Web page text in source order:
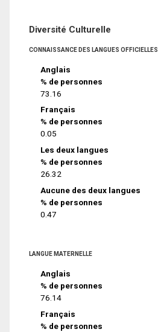
Diversité Culturelle
CONNAISSANCE DES LANGUES OFFICIELLES
Anglais
% de personnes
73.16
Français
% de personnes
0.05
Les deux langues
% de personnes
26.32
Aucune des deux langues
% de personnes
0.47
LANGUE MATERNELLE
Anglais
% de personnes
76.14
Français
% de personnes